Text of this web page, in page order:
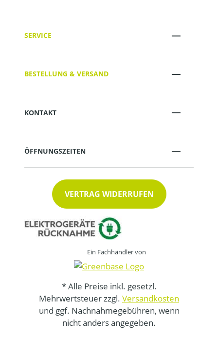
SERVICE
BESTELLUNG & VERSAND
KONTAKT
ÖFFNUNGSZEITEN
VERTRAG WIDERRUFEN
Ein Fachhändler von
* Alle Preise inkl. gesetzl.
Mehrwertsteuer zzgl. Versandkosten
und ggf. Nachnahmegebühren, wenn
nicht anders angegeben.